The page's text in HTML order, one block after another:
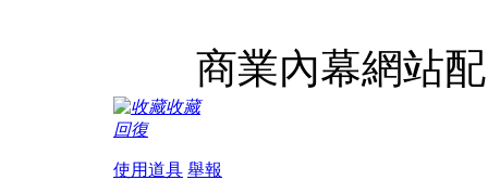
商業內幕網站配
收藏
回復
使用道具 舉報